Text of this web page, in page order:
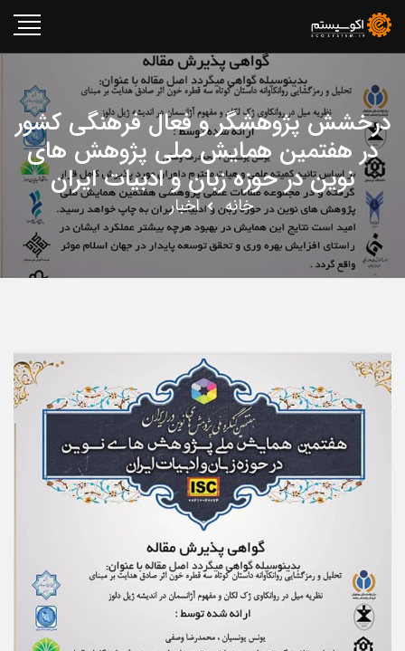
درخشش پژوهشگر و فعال فرهنگی کشور
در هفتمین همایش ملی پژوهش های
نوین در حوزه زبان و ادبیات ایران
خانه اخبار